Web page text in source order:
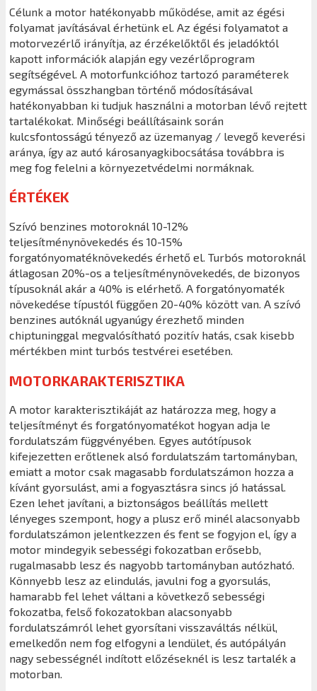
Célunk a motor hatékonyabb működése, amit az égési
folyamat javításával érhetünk el. Az égési folyamatot a
motorvezérlő irányítja, az érzékelőktől és jeladóktól
kapott információk alapján egy vezérlőprogram
segítségével. A motorfunkcióhoz tartozó paraméterek
egymással összhangban történő módosításával
hatékonyabban ki tudjuk használni a motorban lévő rejtett
tartalékokat. Minőségi beállításaink során
kulcsfontosságú tényező az üzemanyag / levegő keverési
aránya, így az autó károsanyagkibocsátása továbbra is
meg fog felelni a környezetvédelmi normáknak.
ÉRTÉKEK
Szívó benzines motoroknál 10-12%
teljesítménynövekedés és 10-15%
forgatónyomatéknövekedés érhető el. Turbós motoroknál
átlagosan 20%-os a teljesítménynövekedés, de bizonyos
típusoknál akár a 40% is elérhető. A forgatónyomaték
növekedése típustól függően 20-40% között van. A szívó
benzines autóknál ugyanúgy érezhető minden
chiptuninggal megvalósítható pozitív hatás, csak kisebb
mértékben mint turbós testvérei esetében.
MOTORKARAKTERISZTIKA
A motor karakterisztikáját az határozza meg, hogy a
teljesítményt és forgatónyomatékot hogyan adja le
fordulatszám függvényében. Egyes autótípusok
kifejezetten erőtlenek alsó fordulatszám tartományban,
emiatt a motor csak magasabb fordulatszámon hozza a
kívánt gyorsulást, ami a fogyasztásra sincs jó hatással.
Ezen lehet javítani, a biztonságos beállítás mellett
lényeges szempont, hogy a plusz erő minél alacsonyabb
fordulatszámon jelentkezzen és fent se fogyjon el, így a
motor mindegyik sebességi fokozatban erősebb,
rugalmasabb lesz és nagyobb tartományban autózható.
Könnyebb lesz az elindulás, javulni fog a gyorsulás,
hamarabb fel lehet váltani a következő sebességi
fokozatba, felső fokozatokban alacsonyabb
fordulatszámról lehet gyorsítani visszaváltás nélkül,
emelkedőn nem fog elfogyni a lendület, és autópályán
nagy sebességnél indított előzéseknél is lesz tartalék a
motorban.